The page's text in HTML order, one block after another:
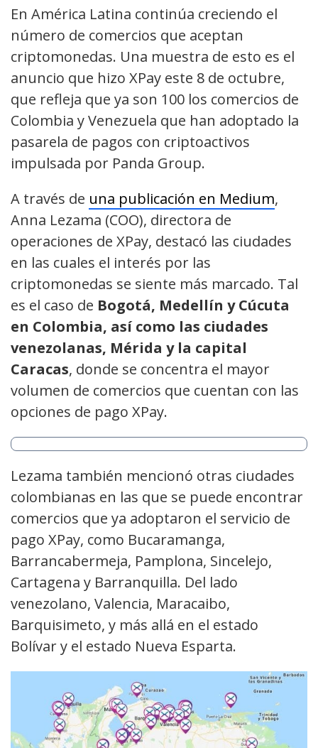
En América Latina continúa creciendo el
número de comercios que aceptan
criptomonedas. Una muestra de esto es el
anuncio que hizo XPay este 8 de octubre,
que refleja que ya son 100 los comercios de
Colombia y Venezuela que han adoptado la
pasarela de pagos con criptoactivos
impulsada por Panda Group.
A través de una publicación en Medium,
Anna Lezama (COO), directora de
operaciones de XPay, destacó las ciudades
en las cuales el interés por las
criptomonedas se siente más marcado. Tal
es el caso de Bogotá, Medellín y Cúcuta
en Colombia, así como las ciudades
venezolanas, Mérida y la capital
Caracas, donde se concentra el mayor
volumen de comercios que cuentan con las
opciones de pago XPay.
Lezama también mencionó otras ciudades
colombianas en las que se puede encontrar
comercios que ya adoptaron el servicio de
pago XPay, como Bucaramanga,
Barrancabermeja, Pamplona, Sincelejo,
Cartagena y Barranquilla. Del lado
venezolano, Valencia, Maracaibo,
Barquisimeto, y más allá en el estado
Bolívar y el estado Nueva Esparta.